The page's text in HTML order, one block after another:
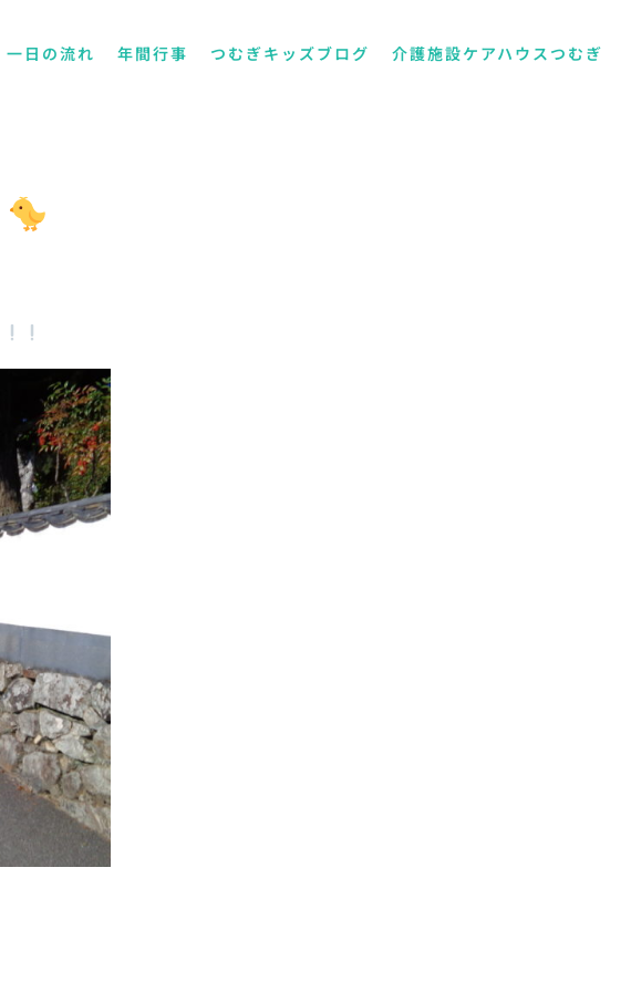
一日の流れ 年間行事 つむぎキッズブログ 介護施設ケアハウスつむぎ